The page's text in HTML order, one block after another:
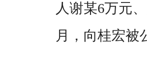
人谢某6万元
月，向桂宏被